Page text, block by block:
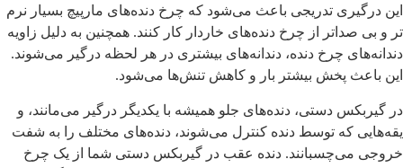
درگیری تدریجی باعث می‌شود که چرخ دنده‌های مارپیچ بسیار نرم
و بی صداتر از چرخ دنده‌های خاردار کار کنند. همچنین به دلیل زاویه
چرخ دنده، دندانه‌های بیشتری در هر لحظه درگیر می‌شوند.
باعث پخش بیشتر بار و کاهش تنش‌ها می‌شود.
گیربکس دستی، دنده‌های جلو همیشه با یکدیگر درگیر می‌مانند، و
که توسط دنده کنترل می‌شوند، دنده‌های مختلف را به شفت
می‌چسبانند. دنده عقب در گیربکس دستی شما از یک چرخ